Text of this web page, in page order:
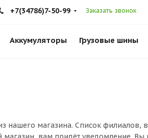
+7(34786)7-50-99 Заказать звонок
Аккумуляторы Грузовые шины
нашего магазина. Список филиалов,